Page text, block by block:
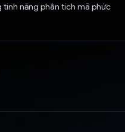
tính năng phân tích mã phức